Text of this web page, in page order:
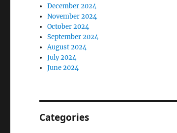
December 2024
November 2024
October 2024
September 2024
August 2024
July 2024
June 2024
Categories